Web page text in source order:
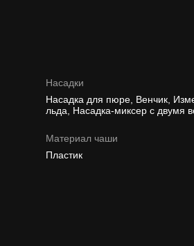
Насадки
Насадка для пюре, Венчик,
льда, Насадка-миксер с двумя
Материал чаши
Пластик